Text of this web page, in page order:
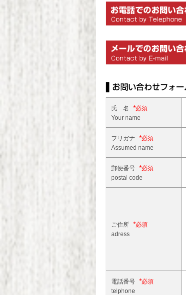
氏 名 *
Your name
フリガナ *
Assumed name
郵便番号 *
postal code
ご住所 *
adress
電話番号 *
telphone